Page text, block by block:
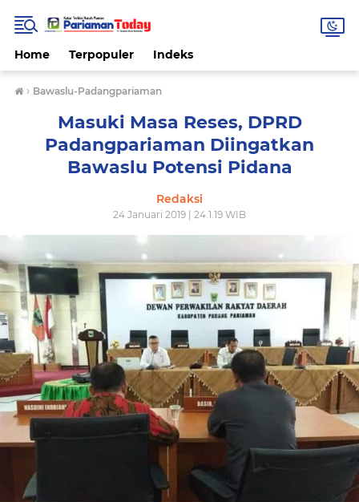
Home Terpopuler Indeks
› Bawaslu-Padangpariaman
Masuki Masa Reses, DPRD
Padangpariaman Diingatkan
Bawaslu Potensi Pidana
Redaksi
24 Januari 2019 | 24.1.19 WIB